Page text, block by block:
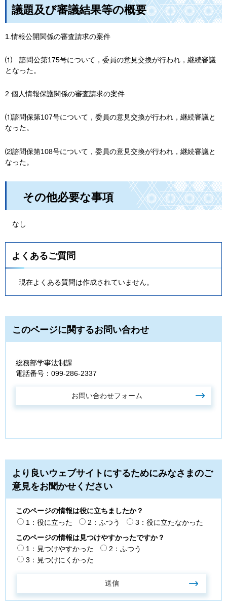
議題及び審議結果等の概要
1.情報公開関係の審査請求の案件
⑴ 諮問公第175号について，委員の意見交換が行われ， 継続審議
となった。
2.個人情報保護関係の審査請求の案件
⑴諮問保第107号について，委員の意見交換が行われ，継続審議と
なった。
⑵諮問保第108号について，委員の意見交換が行われ，継続審議と
なった。
その他必要な事項
なし
よくあるご質問
現在よくある質問は作成されていません。
このページに関するお問い合わせ
総務部学事法制課
電話番号：099-286-2337
より良いウェブサイトにするためにみなさまのご
意見をお聞かせください
このページの情報は役に立ちましたか？
1：役に立った
2：ふつう
3：役に立たなかった
このページの情報は見つけやすかったですか？
1：見つけやすかった
2：ふつう
3：見つけにくかった